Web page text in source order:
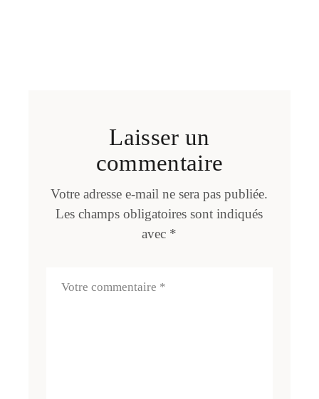
Laisser un
commentaire
Votre adresse e-mail ne sera pas publiée.
Les champs obligatoires sont indiqués
avec *